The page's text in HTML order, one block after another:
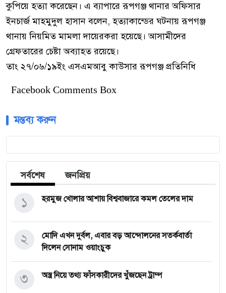
কুপিয়ে হত্যা করেছেন। এ ব্যাপারে রূপগঞ্জ থানার অফিসার
ইনচার্জ মাহমুদুল হাসান বলেন, হত্যাকান্ডের ঘটনায় রূপগঞ্জ
থানায় নিয়মিত মামলা দায়েরকরা হয়েছে। আসামীদের
গ্রেফতারের চেষ্টা অব্যাহত রয়েছে।
তাং ২৭/০৬/১৯ইং এসএমআবু কাউসার রূপগঞ্জ প্রতিনিধি
Facebook Comments Box
মন্তব্য করুন
সর্বশেষ জনপ্রিয়
হরমুজ খোলার আশায় বিশ্ববাজারে কমল তেলের দাম
১
মোদি এখন দুর্বল, এবার বড় আন্দোলনের সতর্কবার্তা
দিলেন সোনাম ওয়াংচুক
২
অস্ত্র নিয়ে তথ্য ফাঁসকারীদের খুঁজছেন ট্রাম্প
৩